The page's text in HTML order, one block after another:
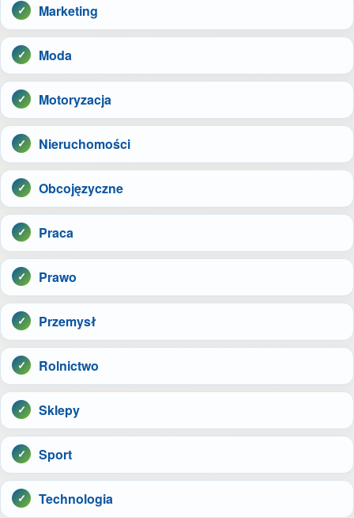
Marketing
Moda
Motoryzacja
Nieruchomości
Obcojęzyczne
Praca
Prawo
Przemysł
Rolnictwo
Sklepy
Sport
Technologia